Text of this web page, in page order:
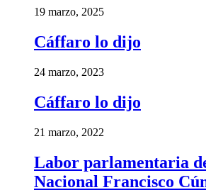
19 marzo, 2025
Cáffaro lo dijo
24 marzo, 2023
Cáffaro lo dijo
21 marzo, 2022
Labor parlamentaria
Nacional Francisco